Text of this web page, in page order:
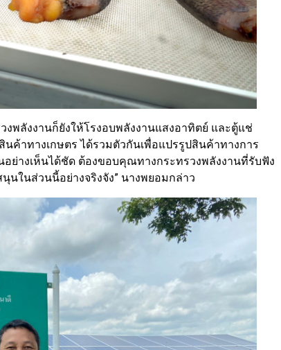
พลังงานก็ยังให้โรงอบพลังงานแสงอาทิตย์ และตู้แช่
ค้าทางเกษตร ได้รวมตัวกันเพื่อแปรรูปสินค้าทางการ
ย่างเห็นได้ชัด ต้องขอบคุณทางกระทรวงพลังงานที่รับฟัง
นในส่วนนี้อย่างจริงจัง” นางพยอมกล่าว